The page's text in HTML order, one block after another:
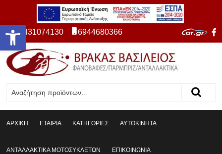
Ανοίξτε τη γραμμή εργαλείων 2431074130 6944680366
ΑΡΧΙΚΗ ΕΤΑΙΡΙΑ ΚΑΤΗΓΟΡΙΕΣ ΑΥΤΟΚΙΝΗΤΑ
ΑΝΤΑΛΛΑΚΤΙΚΑ ΜΟΤΟΣΥΚΛΕΤΩΝ ΕΠΙΚΟΙΝΩΝΙΑ